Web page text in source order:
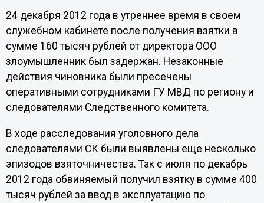
24 декабря 2012 года в утреннее время в своем
служебном кабинете после получения взятки в
сумме 160 тысяч рублей от директора ООО
злоумышленник был задержан. Незаконные
действия чиновника были пресечены
оперативными сотрудниками ГУ МВД по региону и
следователями Следственного комитета.
В ходе расследования уголовного дела
следователями СК были выявлены еще несколько
эпизодов взяточничества. Так с июля по декабрь
2012 года обвиняемый получил взятку в сумме 400
тысяч рублей за ввод в эксплуатацию по